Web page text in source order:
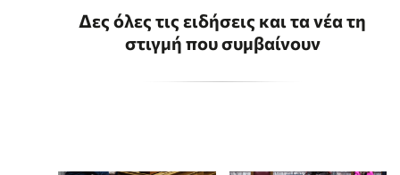
Δες όλες τις ειδήσεις και τα νέα τη
στιγμή που συμβαίνουν